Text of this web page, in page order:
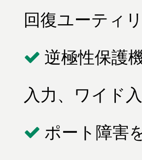
回復ユーティ
逆極性保護
入力、ワイド
ポート障害